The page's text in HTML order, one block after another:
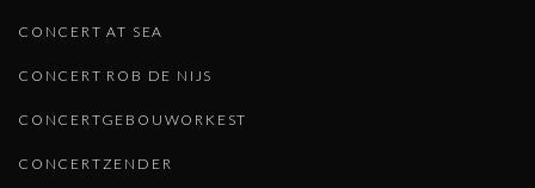
CONCERT AT SEA
CONCERT ROB DE NIJS
CONCERTGEBOUWORKEST
CONCERTZENDER